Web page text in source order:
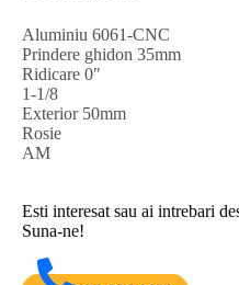
Aluminiu 6061-CNC
Prindere ghidon 35mm
Ridicare 0″
1-1/8
Exterior 50mm
Rosie
AM
Esti interesat sau ai intrebari
Suna-ne!